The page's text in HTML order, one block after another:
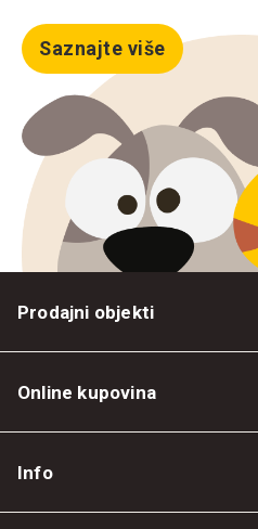
Saznajte više
Prodajni objekti
Online kupovina
Info